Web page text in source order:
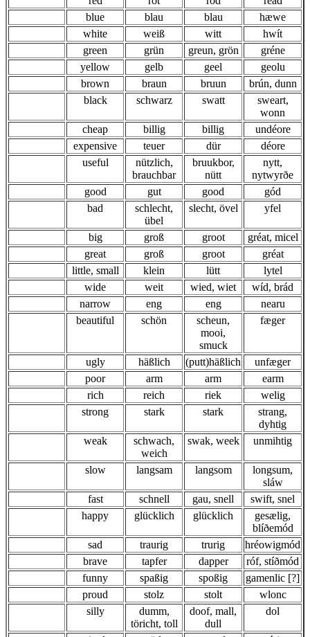
blue
blau blau
hæwe
white
weiß witt
hwít
green
grün greun, grön
gréne
yellow
gelb geel
geolu
brown
braun bruun
brún, dunn
black
schwarz swatt
sweart,
wonn
cheap
billig billig
undéore
expensive
teuer dür
déore
useful
nützlich,
brauchbar
bruukbor,
nütt
nytt,
nytwyrðe
good
gut good
gód
bad
schlecht,
übel
slecht, övel yfel
big groß groot
gréat, micel
great
groß groot
gréat
little, small
klein lütt
lytel
wide
weit wied, wiet
wíd, brád
narrow
eng eng
nearu
beautiful
schön
scheun,
mooi,
smuck
fæger
ugly häßlich (putt)häßlich
unfæger
poor
arm arm
earm
rich
reich riek
welig
strong
stark stark
strang,
dyhtig
weak
schwach,
weich
swak, week unmihtig
slow langsam langsom
longsum,
sláw
fast
schnell gau, snell
swift, snel
happy
glücklich glücklich
gesælig,
blíðemód
sad
traurig trurig
hréowigmód
brave
tapfer dapper
róf, stíðmód
funny
spaßig spoßig
gamenlic [?]
proud
stolz stolt
wlonc
silly
dumm,
töricht, toll
doof, mall,
dull
dol